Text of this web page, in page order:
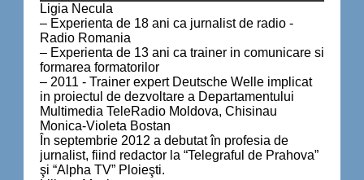
Ligia Necula
– Experienta de 18 ani ca jurnalist de radio -
Radio Romania
– Experienta de 13 ani ca trainer in comunicare si
formarea formatorilor
– 2011 - Trainer expert Deutsche Welle implicat
in proiectul de dezvoltare a Departamentului
Multimedia TeleRadio Moldova, Chisinau
Monica-Violeta Bostan
În septembrie 2012 a debutat în profesia de
jurnalist, fiind redactor la “Telegraful de Prahova”
şi “Alpha TV” Ploieşti.